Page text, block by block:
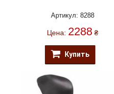
Артикул: 8288
Цена: 2288 ₴
Купить